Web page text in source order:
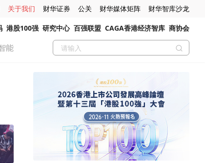
关于我们 财华证券 公关 财华媒体矩阵 财华智库沙龙
港股100强 研究中心 百强联盟 CAGA香港经济智库 商协会
能